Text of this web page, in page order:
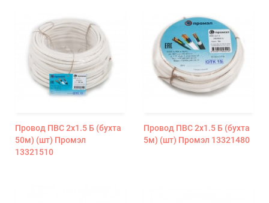
Провод ПВС 2х1.5 Б (бухта
50м) (шт) Промэл
13321510
Провод ПВС 2х1.5 Б (бухта
5м) (шт) Промэл 13321480